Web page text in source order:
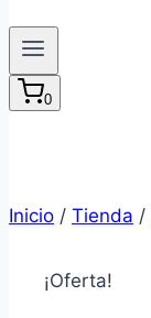
0
Inicio / Tienda /
¡Oferta!